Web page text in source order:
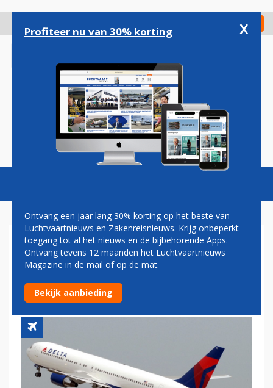
gaan
Check in
Magazine Podcasts Vacatures
ZES AIRLINES VERDELEN
VLIEGRECHTEN TUSSEN NEW
YORK EN MEXICO
Profiteer nu van 30% korting x
Ontvang een jaar lang 30% korting op het beste van
Luchtvaartnieuws en Zakenreisnieuws. Krijg onbeperkt
toegang tot al het nieuws en de bijbehorende Apps.
Ontvang tevens 12 maanden het Luchtvaartnieuws
Magazine in de mail of op de mat.
Bekijk aanbieding